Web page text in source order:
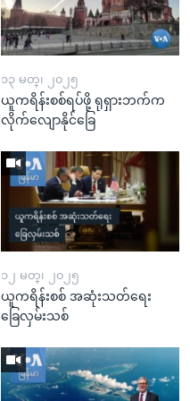
၁၃ မတ္၊ ၂၀၂၅
ယူကရိန်းစစ်ရပ်ဖို့ ရုရှားဘက်က
လိုက်လျောနိုင်ခြေ
၁၂ မတ္၊ ၂၀၂၅
ယူကရိန်းစစ် အဆုံးသတ်ရေး
ခြေလှမ်းသစ်